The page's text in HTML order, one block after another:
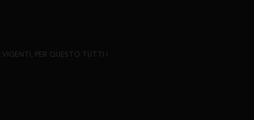
PER QUESTO TUTTI I